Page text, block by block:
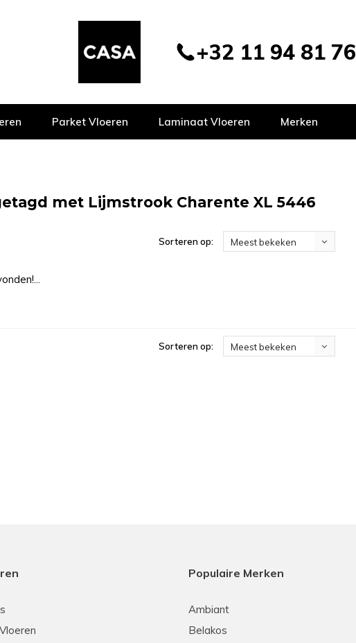
+32 11 94 81 76
Parket Vloeren Laminaat Vloeren Merken
met Lijmstrook Charente XL 5446
Sorteren op: Meest bekeken
Sorteren op: Meest bekeken
Populaire Merken
Ambiant
Belakos